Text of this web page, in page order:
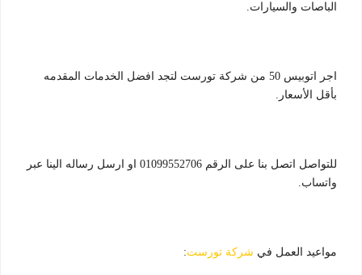
الباصات والسيارات.
اجر اتوبيس 50 من شركة تورست لتجد افضل الخدمات المقدمه
بأقل الأسعار.
للتواصل اتصل بنا على الرقم 01099552706 او ارسل رساله الينا عبر
واتساب.
مواعيد العمل في شركة تورست: